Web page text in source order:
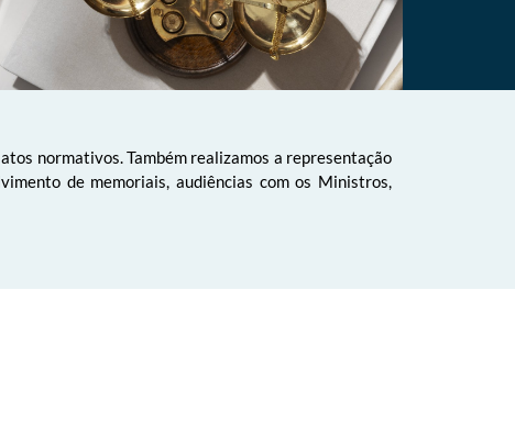
normativos. Também realizamos a representação
de memoriais, audiências com os Ministros,